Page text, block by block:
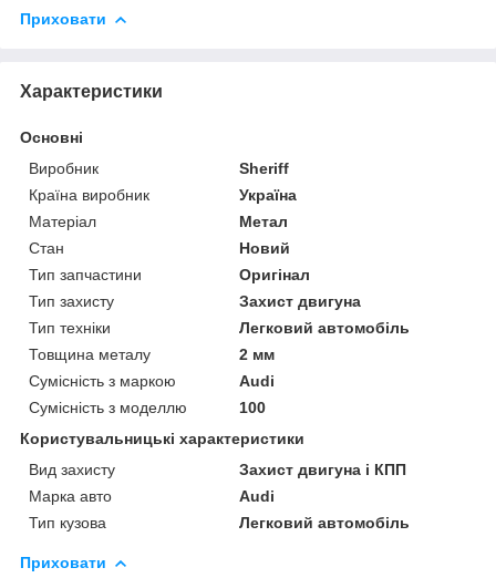
Приховати
Характеристики
Основні
Виробник
Sheriff
Країна виробник
Україна
Матеріал
Метал
Стан
Новий
Тип запчастини
Оригінал
Тип захисту
Захист двигуна
Тип техніки
Легковий автомобіль
Товщина металу
2 мм
Сумісність з маркою
Audi
Сумісність з моделлю
100
Користувальницькі характеристики
Вид захисту
Захист двигуна і КПП
Марка авто
Audi
Тип кузова
Легковий автомобіль
Приховати